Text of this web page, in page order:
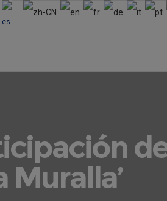
Muralla’